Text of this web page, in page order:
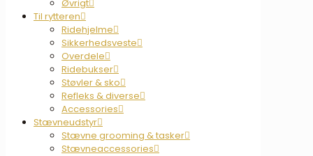
Øvrigt
Til rytteren
Ridehjelme
Sikkerhedsveste
Overdele
Ridebukser
Støvler & sko
Refleks & diverse
Accessories
Stævneudstyr
Stævne grooming & tasker
Stævneaccessories